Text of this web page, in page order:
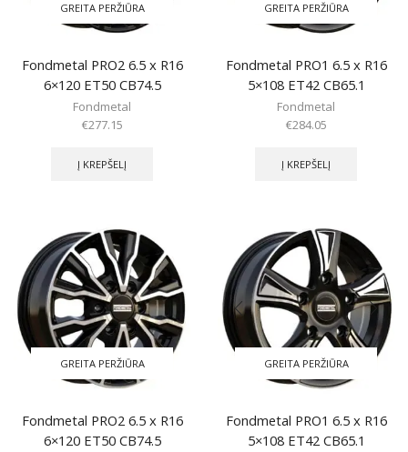
GREITA PERŽIŪRA
Fondmetal PRO2 6.5 x R16
6×120 ET50 CB74.5
Fondmetal
€277.15
Į KREPŠELĮ
GREITA PERŽIŪRA
Fondmetal PRO1 6.5 x R16
5×108 ET42 CB65.1
Fondmetal
€284.05
Į KREPŠELĮ
GREITA PERŽIŪRA
Fondmetal PRO2 6.5 x R16
6×120 ET50 CB74.5
GREITA PERŽIŪRA
Fondmetal PRO1 6.5 x R16
5×108 ET42 CB65.1